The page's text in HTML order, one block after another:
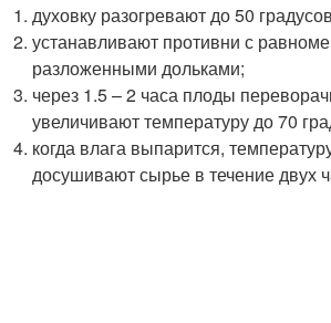
духовку разогревают до 50
устанавливают противни с
разложенными дольками;
через 1.5 – 2 часа плоды
увеличивают температуру до 70
когда влага выпарится,
досушивают сырье в течение двух